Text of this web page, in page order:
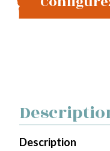
Description